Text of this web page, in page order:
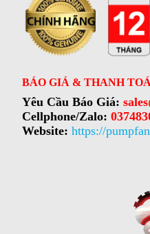
BÁO GIÁ & THANH
Yêu Cầu Báo Giá:
Cellphone/Zalo:
Website:https://